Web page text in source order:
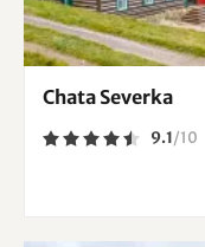
Chata Severka
9.1/10